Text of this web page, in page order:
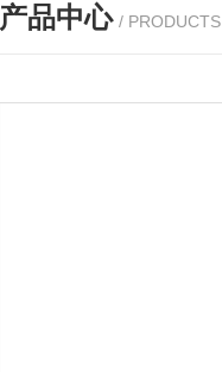
产品中心 / PRODUCTS